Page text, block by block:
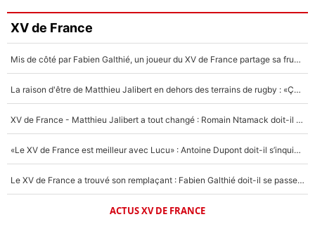
XV de France
Mis de côté par Fabien Galthié, un joueur du XV de France partage sa frustration : «ils ne me l’ont pas dit tout de suite»
La raison d'être de Matthieu Jalibert en dehors des terrains de rugby : «Ça m'atteint autant que si tu touches à un membre de ma famille»
XV de France - Matthieu Jalibert a tout changé : Romain Ntamack doit-il s’inquiéter pour sa place à un an de la Coupe du monde ?
«Le XV de France est meilleur avec Lucu» : Antoine Dupont doit-il s’inquiéter pour sa place ?
Le XV de France a trouvé son remplaçant : Fabien Galthié doit-il se passer d'Antoine Dupont ?
ACTUS XV DE FRANCE